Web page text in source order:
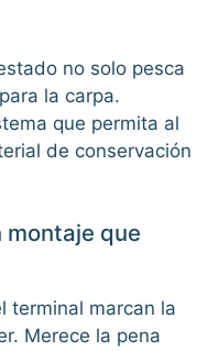
no solo pesca
la carpa.
que permita al
de conservación
montaje que
terminal marcan la
Merece la pena